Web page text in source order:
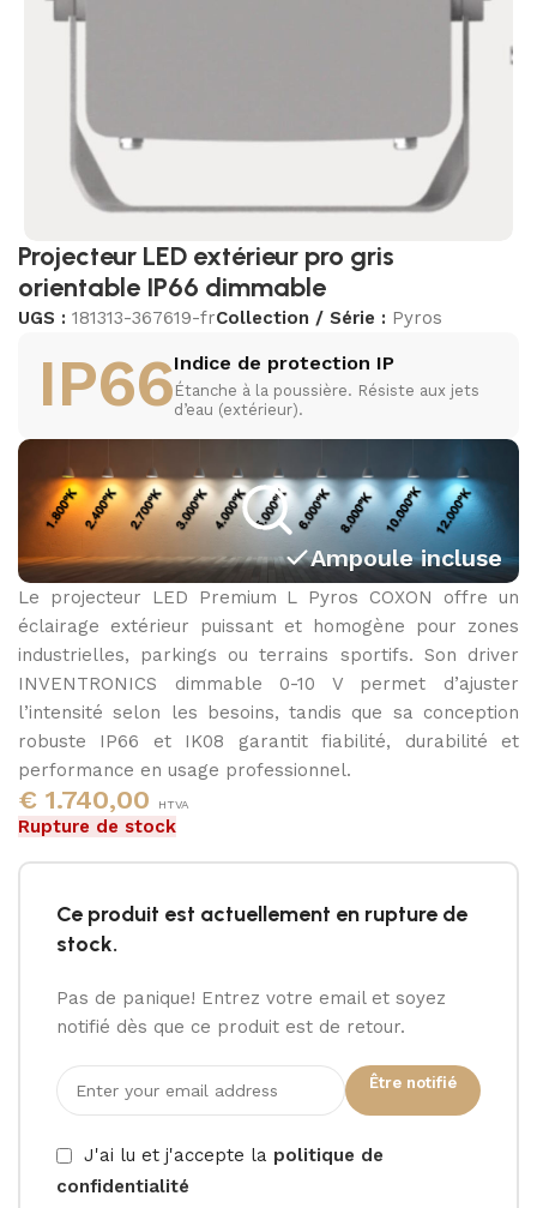
Projecteur LED extérieur pro gris
orientable IP66 dimmable
UGS : 181313-367619-frCollection / Série : Pyros
IP66Indice de protection IP
Étanche à la poussière. Résiste aux jets
d’eau (extérieur).
3000K - 4000K - 5000K
Ampoule incluse
Le projecteur LED Premium L Pyros COXON offre un
éclairage extérieur puissant et homogène pour zones
industrielles, parkings ou terrains sportifs. Son driver
INVENTRONICS dimmable 0-10 V permet d’ajuster
l’intensité selon les besoins, tandis que sa conception
robuste IP66 et IK08 garantit fiabilité, durabilité et
performance en usage professionnel.
€ 1.740,00 HTVA
Rupture de stock
Ce produit est actuellement en rupture de
stock.
Pas de panique! Entrez votre email et soyez
notifié dès que ce produit est de retour.
Être notifié
J'ai lu et j'accepte la politique de
confidentialité